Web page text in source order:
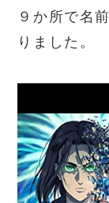
９か所で名
りました。